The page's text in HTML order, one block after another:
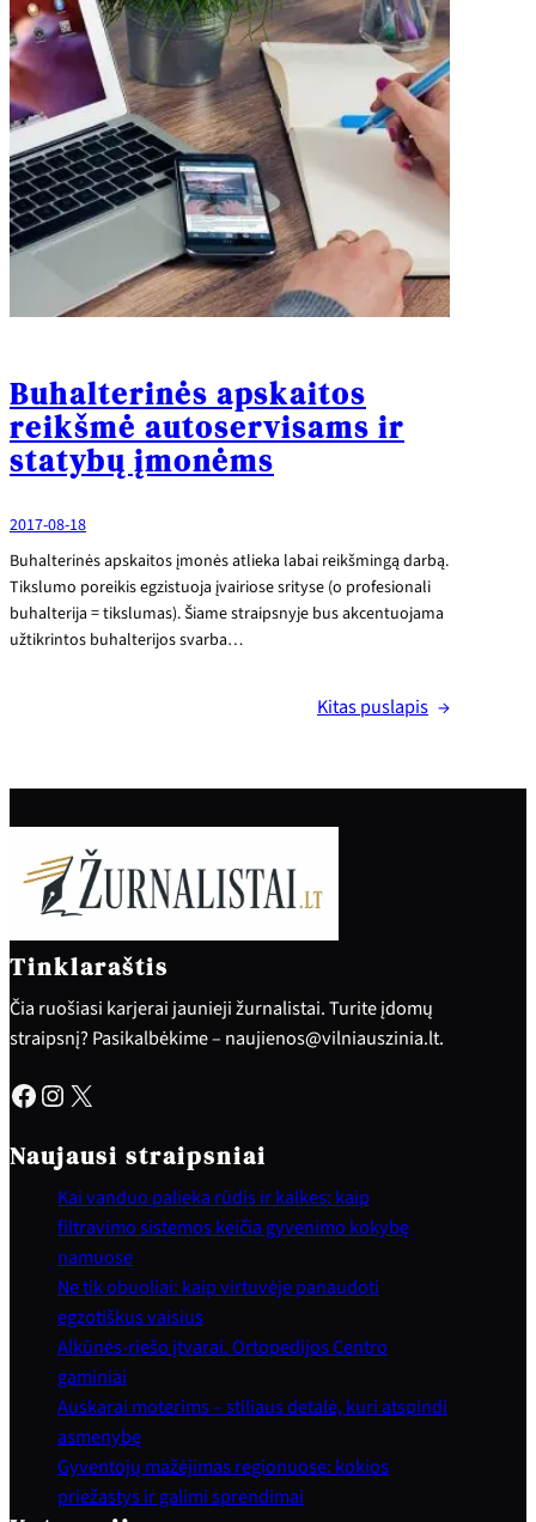
Buhalterinės apskaitos
reikšmė autoservisams ir
statybų įmonėms
2017-08-18
Buhalterinės apskaitos įmonės atlieka labai reikšmingą darbą.
Tikslumo poreikis egzistuoja įvairiose srityse (o profesionali
buhalterija = tikslumas). Šiame straipsnyje bus akcentuojama
užtikrintos buhalterijos svarba…
Kitas puslapis →
Tinklaraštis
Čia ruošiasi karjerai jaunieji žurnalistai. Turite įdomų
straipsnį? Pasikalbėkime – naujienos@vilniauszinia.lt.
Facebook Instagram X
Naujausi straipsniai
Kai vanduo palieka rūdis ir kalkes: kaip
filtravimo sistemos keičia gyvenimo kokybę
namuose
Ne tik obuoliai: kaip virtuvėje panaudoti
egzotiškus vaisius
Alkūnės-riešo įtvarai. Ortopedijos Centro
gaminiai
Auskarai moterims – stiliaus detalė, kuri atspindi
asmenybę
Gyventojų mažėjimas regionuose: kokios
priežastys ir galimi sprendimai